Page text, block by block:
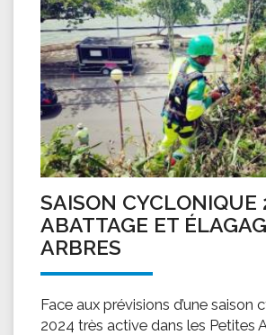
SAISON CYCLONIQUE
ABATTAGE ET
ARBRES
Face aux prévisions d’une saison
2024 très active dans les Petites